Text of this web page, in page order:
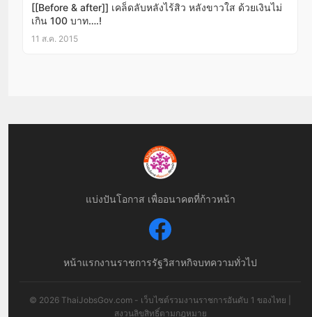
[[Before & after]] เคล็ดลับหลังไร้สิว หลังขาวใส ด้วยเงินไม่
เกิน 100 บาท….!
11 ส.ค. 2015
แบ่งปันโอกาส เพื่ออนาคตที่ก้าวหน้า
หน้าแรกงานราชการรัฐวิสาหกิจบทความทั่วไป
© 2026 ThaiJobsGov.com - เว็บไซต์รวมงานราชการอันดับ 1 ของไทย |
สงวนลิขสิทธิ์ตามกฎหมาย